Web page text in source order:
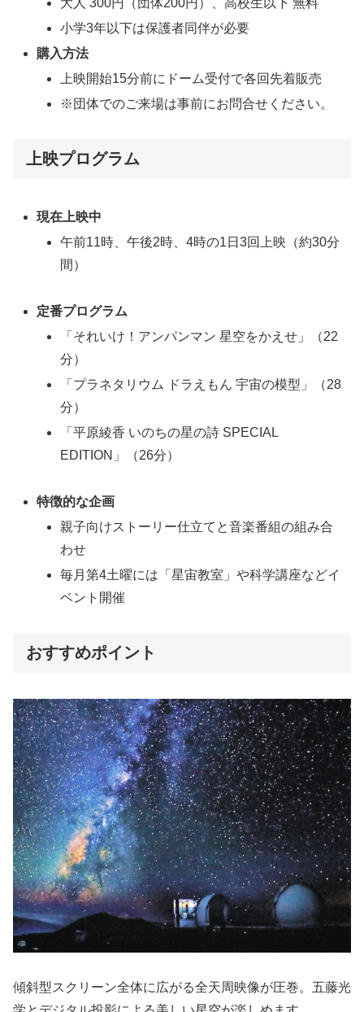
小学3年以下は保護者同伴が必要
購入方法
上映開始15分前にドーム受付で各回先着販売
※団体でのご来場は事前にお問合せください。
上映プログラム
現在上映中
午前11時、午後2時、4時の1日3回上映（約30分
間）
定番プログラム
「それいけ！アンパンマン 星空をかえせ」（22
分）
「プラネタリウム ドラえもん 宇宙の模型」（28
分）
「平原綾香 いのちの星の詩 SPECIAL
EDITION」（26分）
特徴的な企画
親子向けストーリー仕立てと音楽番組の組み合
わせ
毎月第4土曜には「星宙教室」や科学講座などイ
ベント開催
おすすめポイント
傾斜型スクリーン全体に広がる全天周映像が圧巻。五藤光